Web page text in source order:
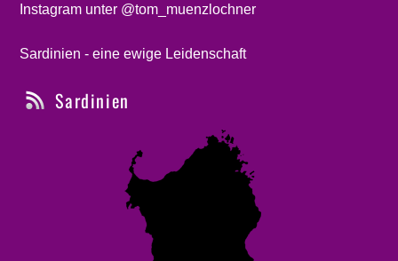
Instagram unter @tom_muenzlochner
Sardinien - eine ewige Leidenschaft
Sardinien